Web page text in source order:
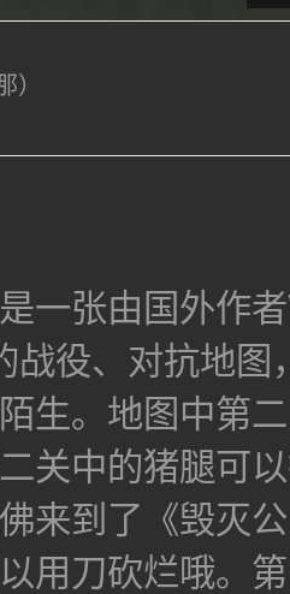
一张由国外作
战役、对抗地图
生。地图中第
关中的猪腿可
来到了《毁灭
用刀砍烂哦。